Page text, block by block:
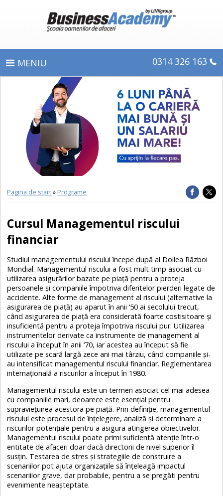
0314 326 163
CE OBŢINEŢI
E-LEARNING
Pagina de start»Programe
Cursul Managementul riscului
financiar
Studiul managementului riscului începe după al Doilea Război
Mondial. Managementul riscului a fost mult timp asociat cu
utilizarea asigurărilor bazate pe piață pentru a proteja
persoanele și companiile împotriva diferitelor pierderi legate de
accidente. Alte forme de management al riscului (alternative la
asigurarea de piață) au aparut în anii ‘50 ai secolului trecut,
când asigurarea de piață era considerată foarte costisitoare și
insuficientă pentru a proteja împotriva riscului pur. Utilizarea
instrumentelor derivate ca instrumente de management al
riscului a început în anii ‘70, iar acestea au început să fie
utilizate pe scară largă zece ani mai târziu, când companiile și-
au intensificat managementul riscului financiar. Reglementarea
internațională a riscurilor a început în 1980.
Managementul riscului este un termen asociat cel mai adesea
cu companiile mari, deoarece este esențial pentru
supraviețuirea acestora pe piață. Prin definiție, managementul
riscului este procesul de înțelegere, analiză și determinare a
riscurilor potențiale pentru a asigura atingerea obiectivelor.
Managementul riscului poate primi suficientă atenție într-o
entitate de afaceri doar dacă directorii de nivel superior îl
susțin. Testarea de stres și strategiile de construire a
scenariilor pot ajuta organizațiile să înțeleagă impactul
scenariilor grave, dar probabile, pentru a se pregăti pentru
evenimente neașteptate.